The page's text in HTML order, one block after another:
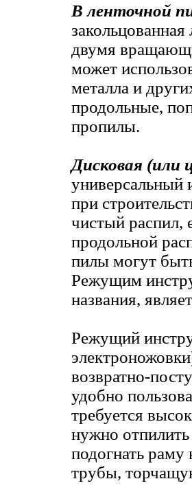
В ленточной
двумя
может
металла и
продольные,
пропилы.
Дисковая (или
универсальный
при
чистый распил,
продольной
пилы могут
Режущим
названия,
Режущий
возвратно-
удобно
требуется
нужно
подогнать раму
трубы,